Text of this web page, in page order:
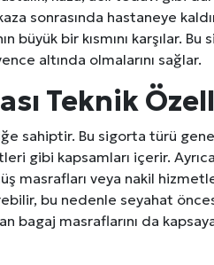
sonrasında hastaneye
büyük bir kısmını karşılar.
altında olmalarını sağlar.
Teknik
sahiptir. Bu sigorta türü
gibi kapsamları içerir.
masrafları veya nakil
bu nedenle seyahat
bagaj masraflarını da